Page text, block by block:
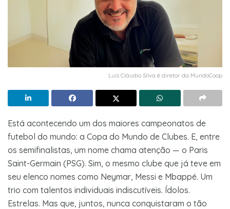
Luís Cláudio Silva é diretor da MundoCoop
Está acontecendo um dos maiores campeonatos de
futebol do mundo: a Copa do Mundo de Clubes. E, entre
os semifinalistas, um nome chama atenção — o Paris
Saint-Germain (PSG). Sim, o mesmo clube que já teve em
seu elenco nomes como Neymar, Messi e Mbappé. Um
trio com talentos individuais indiscutíveis. Ídolos.
Estrelas. Mas que, juntos, nunca conquistaram o tão